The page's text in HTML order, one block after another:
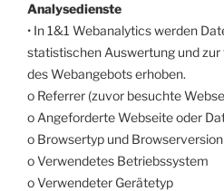
Analysedienste
• In 1&1 Webanalytics werden
statistischen Auswertung und
des Webangebots erhoben.
o Referrer (zuvor besuchte
o Angeforderte Webseite oder
o Browsertyp und Browserversion
o Verwendetes Betriebssystem
o Verwendeter Gerätetyp